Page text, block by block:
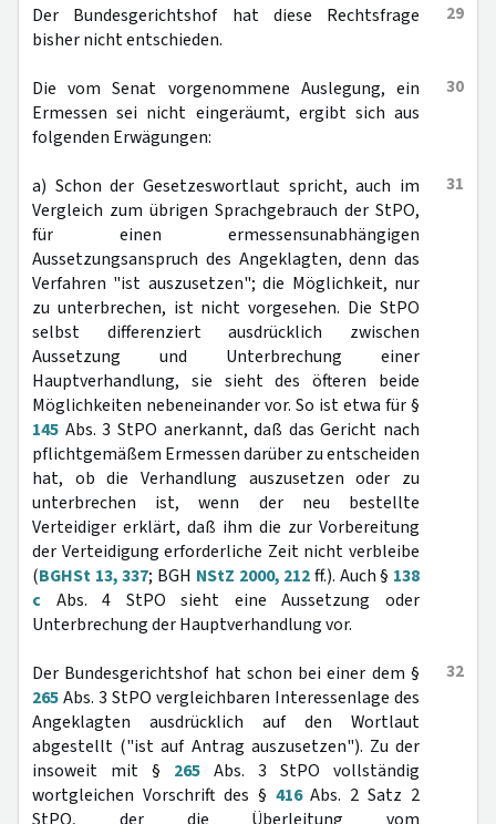
29
Der Bundesgerichtshof hat diese Rechtsfrage
bisher nicht entschieden.
30
Die vom Senat vorgenommene Auslegung, ein
Ermessen sei nicht eingeräumt, ergibt sich aus
folgenden Erwägungen:
31
a) Schon der Gesetzeswortlaut spricht, auch im
Vergleich zum übrigen Sprachgebrauch der StPO,
für einen ermessensunabhängigen
Aussetzungsanspruch des Angeklagten, denn das
Verfahren "ist auszusetzen"; die Möglichkeit, nur
zu unterbrechen, ist nicht vorgesehen. Die StPO
selbst differenziert ausdrücklich zwischen
Aussetzung und Unterbrechung einer
Hauptverhandlung, sie sieht des öfteren beide
Möglichkeiten nebeneinander vor. So ist etwa für §
145 Abs. 3 StPO anerkannt, daß das Gericht nach
pflichtgemäßem Ermessen darüber zu entscheiden
hat, ob die Verhandlung auszusetzen oder zu
unterbrechen ist, wenn der neu bestellte
Verteidiger erklärt, daß ihm die zur Vorbereitung
der Verteidigung erforderliche Zeit nicht verbleibe
(BGHSt 13, 337; BGH NStZ 2000, 212ff.). Auch § 138
c Abs. 4 StPO sieht eine Aussetzung oder
Unterbrechung der Hauptverhandlung vor.
32
Der Bundesgerichtshof hat schon bei einer dem §
265Abs. 3 StPO vergleichbaren Interessenlage des
Angeklagten ausdrücklich auf den Wortlaut
abgestellt ("ist auf Antrag auszusetzen"). Zu der
insoweit mit § 265 Abs. 3 StPO vollständig
wortgleichen Vorschrift des § 416Abs. 2 Satz 2